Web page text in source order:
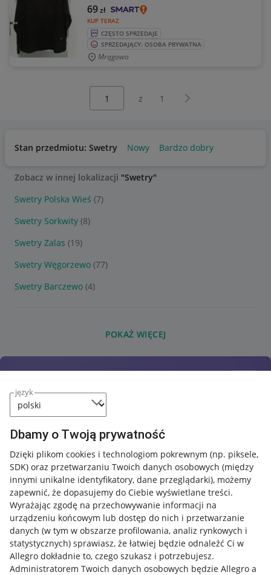
język
Dbamy o Twoją prywatność
Dzięki plikom cookies i technologiom pokrewnym (np. piksele,
SDK) oraz przetwarzaniu Twoich danych osobowych (między
innymi unikalne identyfikatory, dane przeglądarki), możemy
zapewnić, że dopasujemy do Ciebie wyświetlane treści.
Wyrażając zgodę na przechowywanie informacji na
urządzeniu końcowym lub dostęp do nich i przetwarzanie
danych (w tym w obszarze profilowania, analiz rynkowych i
statystycznych) sprawiasz, że łatwiej będzie odnaleźć Ci w
Allegro dokładnie to, czego szukasz i potrzebujesz.
Administratorem Twoich danych osobowych będzie Allegro a
KUP TERAZ
69zł
CZĘSTO SPRZEDAJE
SPRZEDAJĄCY: OSOBA PRYWATNA
Mrągowo
z 1 Następna strona
Stan przedmiotu: Swetry Nowy Bardzo dobry
Zobacz w innej lokalizacji "Swetry"
Swetry Polska Wieś (7)
Swetry Sorkwity (8)
Swetry Zalas (19)
Swetry Węgorzewo (77)
Swetry Barczewo (4)
POKAŻ WIĘCEJ